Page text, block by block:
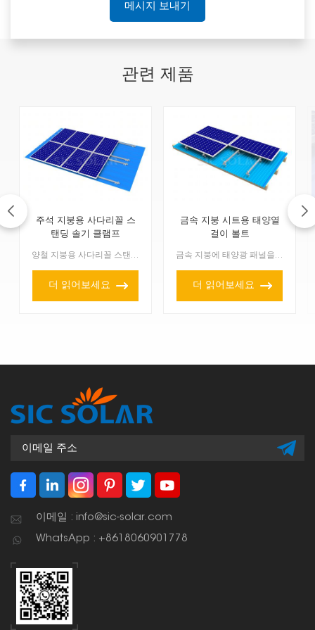
메시지 보내기
관련 제품
주석 지붕용 사다리꼴 스
탠딩 솔기 클램프
양철 지붕용 사다리꼴 스탠딩 심 클램프는 사다리꼴 스탠딩 심 양철 지붕에 태양광 패널을 설치하기 위한 특수 장착 솔루션 중 하나입니다. 이 클램프는 지붕을 관통하지 않고도 안정적인...
더 읽어보세요
금속 지붕 시트용 태양열
걸이 볼트
금속 지붕에 태양광 패널을 설치하는 데 사용되는 금속 지붕 시트용 태양광
더 읽어보세요
이메일 : info@sic-solar.com
WhatsApp : +8618060901778